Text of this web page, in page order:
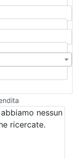
nessun
ricercate.